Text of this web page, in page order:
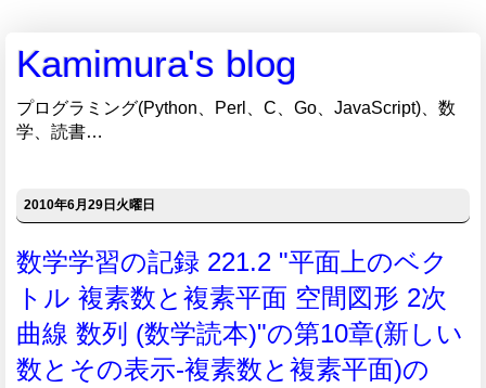
Kamimura's blog
プログラミング(Python、Perl、C、Go、JavaScript)、数
学、読書…
2010年6月29日火曜日
数学学習の記録 221.2 "平面上のベク
トル 複素数と複素平面 空間図形 2次
曲線 数列 (数学読本)"の第10章(新しい
数とその表示-複素数と複素平面)の